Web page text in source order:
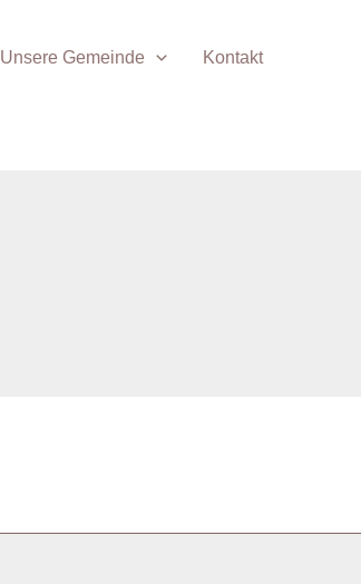
Unsere Gemeinde Kontakt